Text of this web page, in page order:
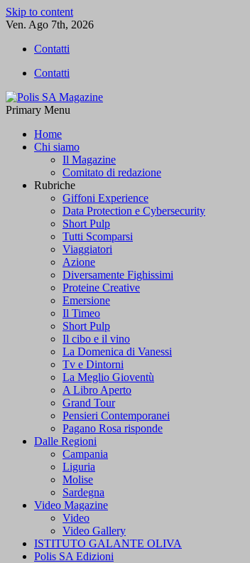
Skip to content
Ven. Ago 7th, 2026
Contatti
Contatti
Primary Menu
Home
Chi siamo
Il Magazine
Comitato di redazione
Rubriche
Giffoni Experience
Data Protection e Cybersecurity
Short Pulp
Tutti Scomparsi
Viaggiatori
Azione
Diversamente Fighissimi
Proteine Creative
Emersione
Il Timeo
Short Pulp
Il cibo e il vino
La Domenica di Vanessi
Tv e Dintorni
La Meglio Gioventù
A Libro Aperto
Grand Tour
Pensieri Contemporanei
Pagano Rosa risponde
Dalle Regioni
Campania
Liguria
Molise
Sardegna
Video Magazine
Video
Video Gallery
ISTITUTO GALANTE OLIVA
Polis SA Edizioni